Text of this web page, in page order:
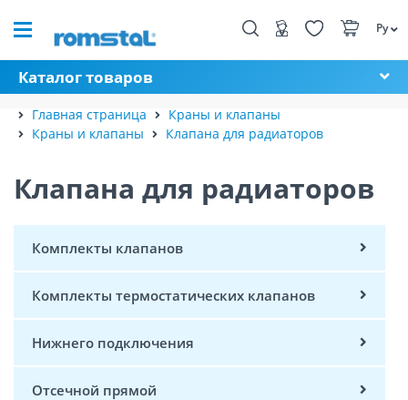
Ру
Каталог товаров
Главная страница
Краны и клапаны
Краны и клапаны
Клапана для радиаторов
Клапана для радиаторов
Комплекты клапанов
Комплекты термостатических клапанов
Нижнего подключения
Отсечной прямой